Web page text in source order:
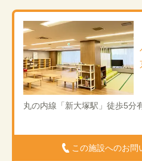
丸の内線「新大塚駅」徒歩5分
この施設へのお問